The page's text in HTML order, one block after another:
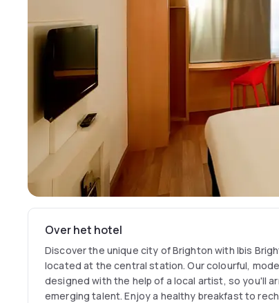
Over het hotel
Discover the unique city of Brighton with Ibis
located at the central station. Our colourful,
designed with the help of a local artist, so you'll
emerging talent. Enjoy a healthy breakfast to